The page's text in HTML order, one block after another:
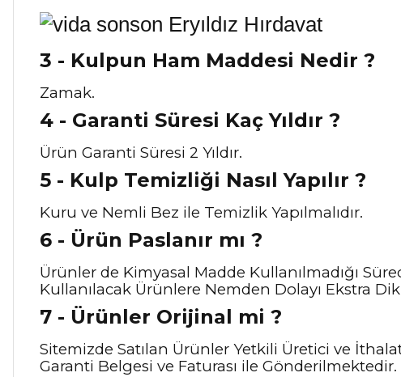
3 - Kulpun Ham Maddesi Nedir ?
Zamak.
4 - Garanti Süresi Kaç Yıldır ?
Ürün Garanti Süresi 2 Yıldır.
5 - Kulp Temizliği Nasıl Yapılır ?
Kuru ve Nemli Bez ile Temizlik Yapılmalıdır.
6 - Ürün Paslanır mı ?
Ürünler de Kimyasal Madde Kullanılmadığı
Kullanılacak Ürünlere Nemden Dolayı Ekstra
7 - Ürünler Orijinal mi ?
Sitemizde Satılan Ürünler Yetkili Üretici ve
Garanti Belgesi ve Faturası ile Gönderilmektedir.